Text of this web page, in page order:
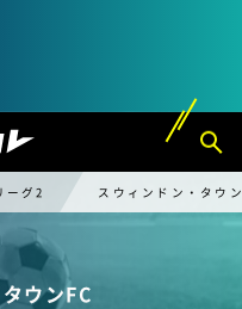
ーグ2 スウィンドン・タウ
ウンFC